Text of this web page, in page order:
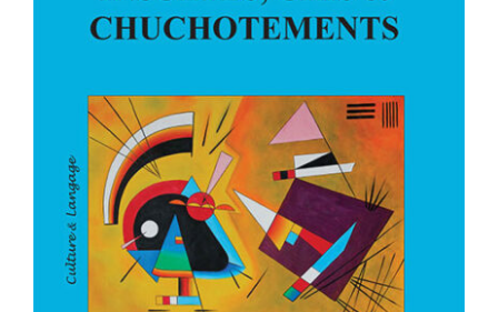
INSULTES, CRIS et
CHUCHOTEMENTS